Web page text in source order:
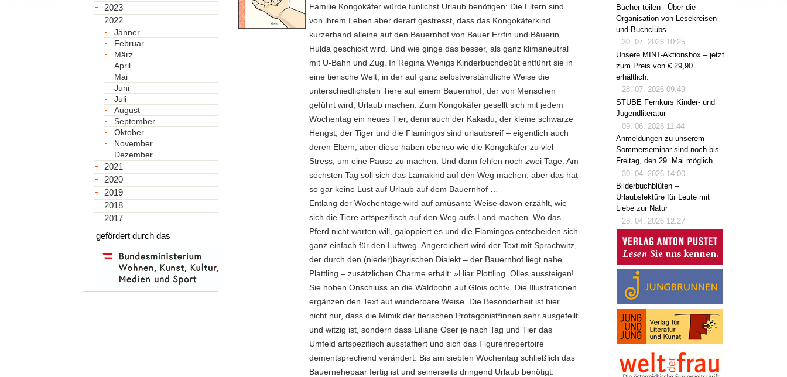
Familie Kongokäfer würde tunlichst Urlaub benötigen: Die Eltern sind
von ihrem Leben aber derart gestresst, dass das Kongokäferkind
kurzerhand alleine auf den Bauernhof von Bauer Errfin und Bäuerin
Hulda geschickt wird. Und wie ginge das besser, als ganz klimaneutral
mit U-Bahn und Zug. In Regina Wenigs Kinderbuchdebüt entführt sie in
eine tierische Welt, in der auf ganz selbstverständliche Weise die
unterschiedlichsten Tiere auf einem Bauernhof, der von Menschen
geführt wird, Urlaub machen: Zum Kongokäfer gesellt sich mit jedem
Wochentag ein neues Tier, denn auch der Kakadu, der kleine schwarze
Hengst, der Tiger und die Flamingos sind urlaubsreif – eigentlich auch
deren Eltern, aber diese haben ebenso wie die Kongokäfer zu viel
Stress, um eine Pause zu machen. Und dann fehlen noch zwei Tage: Am
sechsten Tag soll sich das Lamakind auf den Weg machen, aber das hat
so gar keine Lust auf Urlaub auf dem Bauernhof …
Entlang der Wochentage wird auf amüsante Weise davon erzählt, wie
sich die Tiere artspezifisch auf den Weg aufs Land machen. Wo das
Pferd nicht warten will, galoppiert es und die Flamingos entscheiden sich
ganz einfach für den Luftweg. Angereichert wird der Text mit Sprachwitz,
der durch den (nieder)bayrischen Dialekt – der Bauernhof liegt nahe
Plattling – zusätzlichen Charme erhält: »Hiar Plottling. Olles aussteigen!
Sie hoben Onschluss an die Waldbohn auf Glois ocht«. Die Illustrationen
ergänzen den Text auf wunderbare Weise. Die Besonderheit ist hier
nicht nur, dass die Mimik der tierischen Protagonist*innen sehr ausgefeilt
und witzig ist, sondern dass Liliane Oser je nach Tag und Tier das
Umfeld artspezifisch ausstaffiert und sich das Figurenrepertoire
dementsprechend verändert. Bis am siebten Wochentag schließlich das
Bauernehepaar fertig ist und seinerseits dringend Urlaub benötigt.
2023
2022
Jänner
Februar
März
April
Mai
Juni
Juli
August
September
Oktober
November
Dezember
2021
2020
2019
2018
2017
gefördert durch das
Bücher teilen - Über die
Organisation von Lesekreisen
und Buchclubs
30. 07. 2026 10:25
Unsere MINT-Aktionsbox – jetzt
zum Preis von € 29,90
erhältlich.
28. 07. 2026 09:49
STUBE Fernkurs Kinder- und
Jugendliteratur
09. 06. 2026 11:44
Anmeldungen zu unserem
Sommerseminar sind noch bis
Freitag, den 29. Mai möglich
30. 04. 2026 14:00
Bilderbuchblüten –
Urlaubslektüre für Leute mit
Liebe zur Natur
28. 04. 2026 12:27